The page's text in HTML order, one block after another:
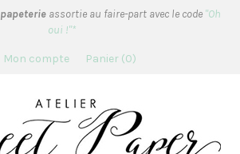
papeterie assortie au faire-part avec le code "Oh
oui !"*
Mon compte Panier 0